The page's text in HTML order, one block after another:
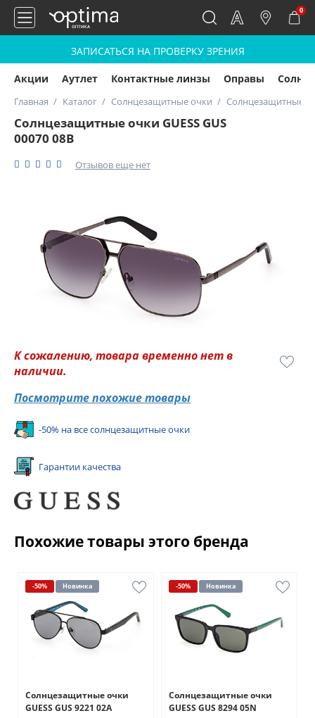
0
ЗАПИСАТЬСЯ НА ПРОВЕРКУ ЗРЕНИЯ
Акции Аутлет Контактные линзы Оправы
Главная Каталог Солнцезащитные очки Солнцезащитные
Солнцезащитные очки GUESS GUS
00070 08B
Отзывов еще нет
К сожалению, товара временно нет в
наличии.
Посмотрите похожие товары
-50% на все солнцезащитные очки
Гарантии качества
Похожие товары этого бренда
-50% Новинка
Солнцезащитные очки
GUESS GUS 9221 02A
-50% Новинка
Солнцезащитные очки
GUESS GUS 8294 05N